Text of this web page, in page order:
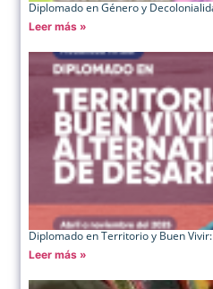
Diplomado en Género y
Leer más »
Diplomado en Territorio y Buen
Leer más »